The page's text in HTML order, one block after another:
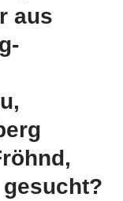
aus
gesucht?